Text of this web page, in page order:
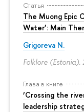
Статья
The Muong Epic
Water’: Main
Grigoreva N.
Folklore (Estonia).
Глава в книге
‘Crossing the
leadership